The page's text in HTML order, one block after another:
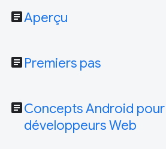
articleAperçu
article Premiers pas
articleConcepts Android
développeurs Web